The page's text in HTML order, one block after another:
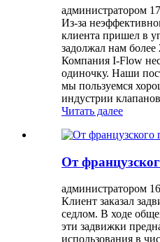
администратором
Из-за
клиента пришел в
задолжал нам
Компания I-Flow
одиночку. Наши
мы пользуемся
индустрии
Читать далее
От
администратором
Клиент заказал
седлом. В ходе
эти задвижки
использования в